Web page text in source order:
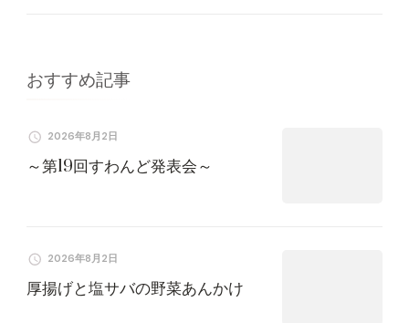
ョ
おすすめ記事
2026年8月2日
～第19回すわんど発表会～
2026年8月2日
厚揚げと塩サバの野菜あんかけ